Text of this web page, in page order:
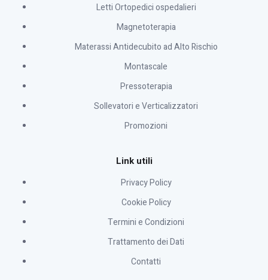
Letti Ortopedici ospedalieri
Magnetoterapia
Materassi Antidecubito ad Alto Rischio
Montascale
Pressoterapia
Sollevatori e Verticalizzatori
Promozioni
Link utili
Privacy Policy
Cookie Policy
Termini e Condizioni
Trattamento dei Dati
Contatti